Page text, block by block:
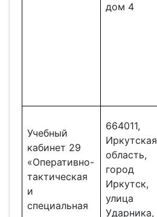
дом 4
Учебный
кабинет 29
«Оперативно-
тактическая
и
специальная
664011,
Иркутская
область,
город
Иркутск,
улица
Ударника,